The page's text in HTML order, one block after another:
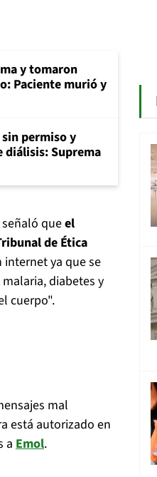
y tomaron
Paciente murió y
permiso y
diálisis: Suprema
queel
de Ética
ya que se
diabetes y
cuerpo".
mal
está autorizado en
aEmol.